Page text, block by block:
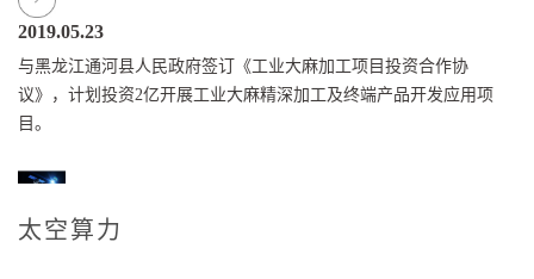
2019.05.23
与黑龙江通河县人民政府签订《工业大麻加工项目投资合作协
议》，计划投资2亿开展工业大麻精深加工及终端产品开发应用项
目。
2019.06.24
太空算力